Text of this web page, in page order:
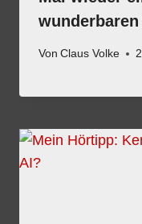
Von Claus Volke